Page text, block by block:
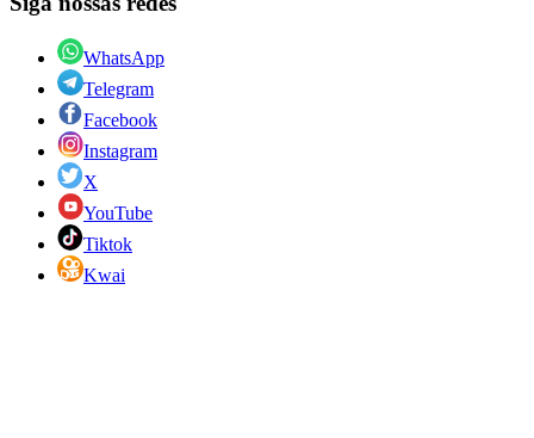
WhatsApp
Telegram
Facebook
Instagram
X
YouTube
Tiktok
Kwai